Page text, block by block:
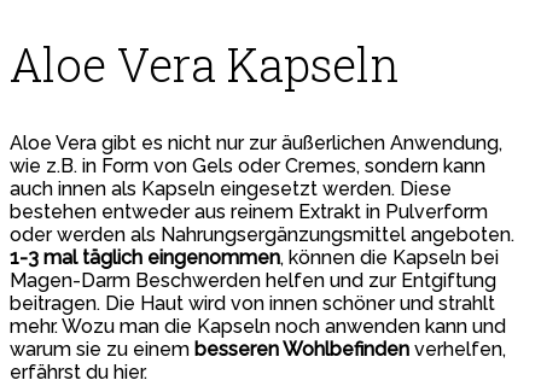
Aloe Vera Kapseln
Aloe Vera gibt es nicht nur zur äußerlichen Anwendung,
wie z.B. in Form von Gels oder Cremes, sondern kann
auch innen als Kapseln eingesetzt werden. Diese
bestehen entweder aus reinem Extrakt in Pulverform
oder werden als Nahrungsergänzungsmittel angeboten.
1-3 mal täglich eingenommen, können die Kapseln bei
Magen-Darm Beschwerden helfen und zur Entgiftung
beitragen. Die Haut wird von innen schöner und strahlt
mehr. Wozu man die Kapseln noch anwenden kann und
warum sie zu einem besseren Wohlbefinden verhelfen,
erfährst du hier.